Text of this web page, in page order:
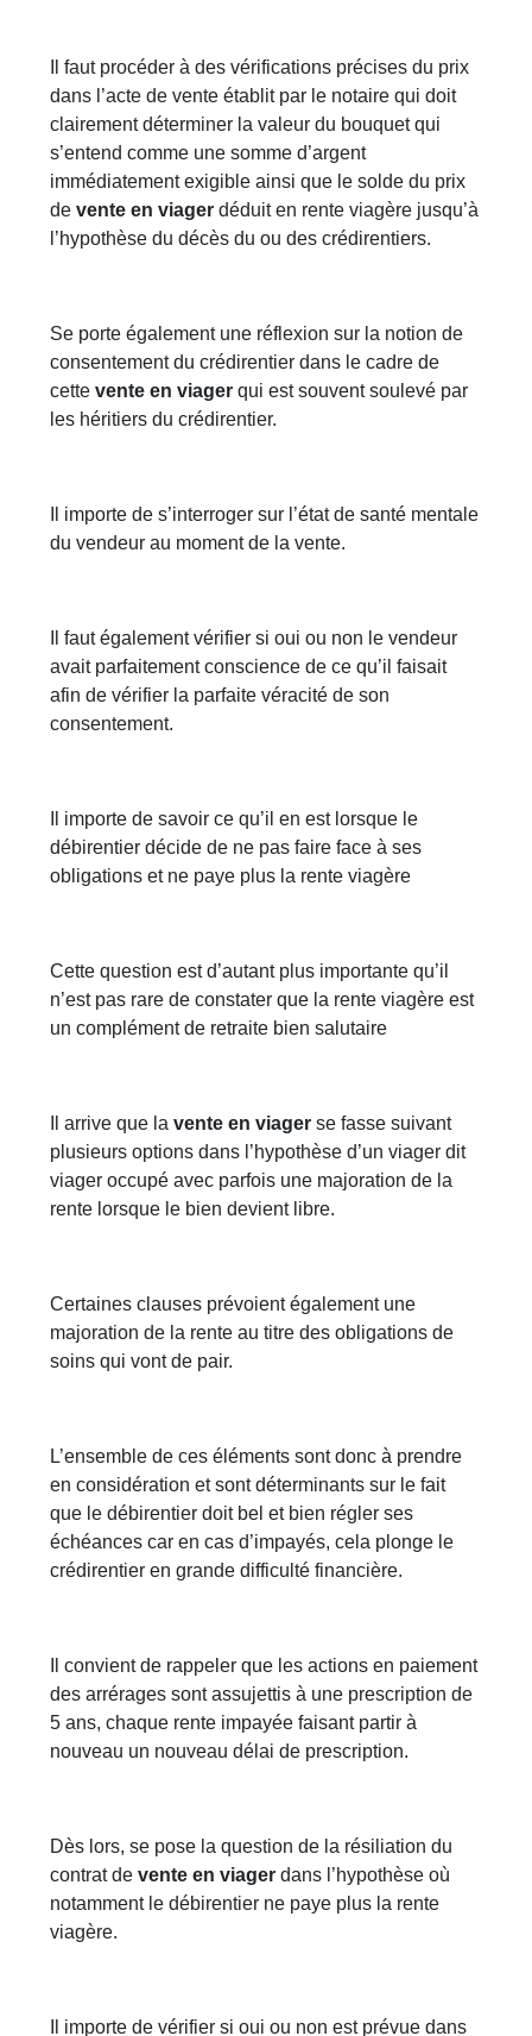
Il faut procéder à des vérifications précises du prix
dans l’acte de vente établit par le notaire qui doit
clairement déterminer la valeur du bouquet qui
s’entend comme une somme d’argent
immédiatement exigible ainsi que le solde du prix
devente en viager déduit en rente viagère jusqu’à
l’hypothèse du décès du ou des crédirentiers.
Se porte également une réflexion sur la notion de
consentement du crédirentier dans le cadre de
cettevente en viager qui est souvent soulevé par
les héritiers du crédirentier.
Il importe de s’interroger sur l’état de santé mentale
du vendeur au moment de la vente.
Il faut également vérifier si oui ou non le vendeur
avait parfaitement conscience de ce qu’il faisait
afin de vérifier la parfaite véracité de son
consentement.
Il importe de savoir ce qu’il en est lorsque le
débirentier décide de ne pas faire face à ses
obligations et ne paye plus la rente viagère
Cette question est d’autant plus importante qu’il
n’est pas rare de constater que la rente viagère est
un complément de retraite bien salutaire
Il arrive que lavente en viager se fasse suivant
plusieurs options dans l’hypothèse d’un viager dit
viager occupé avec parfois une majoration de la
rente lorsque le bien devient libre.
Certaines clauses prévoient également une
majoration de la rente au titre des obligations de
soins qui vont de pair.
L’ensemble de ces éléments sont donc à prendre
en considération et sont déterminants sur le fait
que le débirentier doit bel et bien régler ses
échéances car en cas d’impayés, cela plonge le
crédirentier en grande difficulté financière.
Il convient de rappeler que les actions en paiement
des arrérages sont assujettis à une prescription de
5 ans, chaque rente impayée faisant partir à
nouveau un nouveau délai de prescription.
Dès lors, se pose la question de la résiliation du
contrat devente en viager dans l’hypothèse où
notamment le débirentier ne paye plus la rente
viagère.
Il importe de vérifier si oui ou non est prévue dans